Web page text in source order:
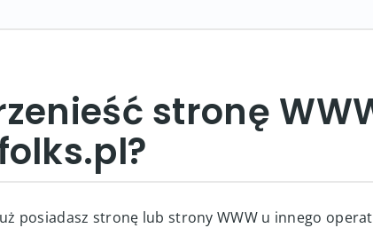
stronę
posiadasz stronę lub strony WWW u innego